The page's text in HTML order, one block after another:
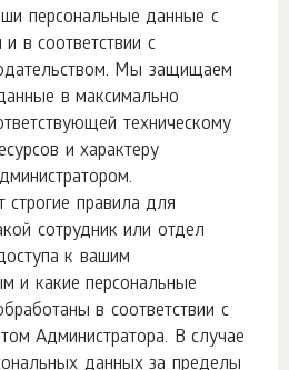
персональные данные с
в соответствии с
Мы защищаем
в максимально
техническому
и характеру
строгие правила для
сотрудник или отдел
к вашим
и какие персональные
в соответствии с
Администратора. В случае
данных за пределы